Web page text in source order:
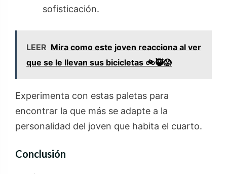
sofisticación.
LEER Mira como este joven reacciona al ver
que se le llevan sus bicicletas 🚲🥷😱
Experimenta con estas paletas para
encontrar la que más se adapte a la
personalidad del joven que habita el cuarto.
Conclusión